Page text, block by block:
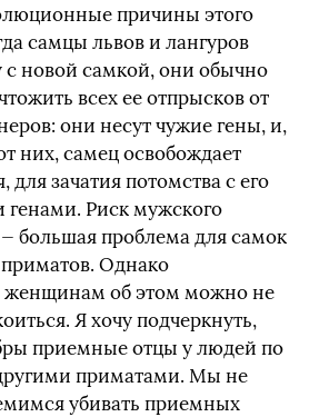
причины этого
самцы львов и лангуров
с новой самкой, они обычно
всех ее отпрысков от
они несут чужие гены, и,
них, самец освобождает
для зачатия потомства с его
генами. Риск мужского
большая проблема для самок
Однако
об этом можно не
Я хочу подчеркнуть,
приемные отцы у людей по
приматами. Мы не
убивать приемных